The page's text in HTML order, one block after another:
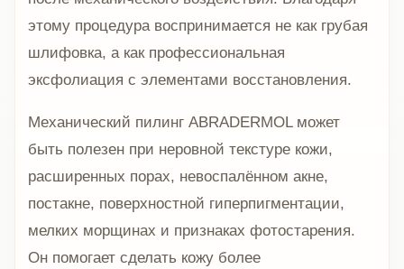
этому процедура воспринимается не как грубая
шлифовка, а как профессиональная
эксфолиация с элементами восстановления.
Механический пилинг ABRADERMOL может
быть полезен при неровной текстуре кожи,
расширенных порах, невоспалённом акне,
постакне, поверхностной гиперпигментации,
мелких морщинах и признаках фотостарения.
Он помогает сделать кожу более